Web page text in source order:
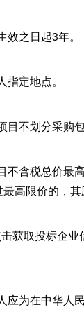
之日起3年。
定地点。
不划分采购包
不含税总价最
高限价的，其
获取投标企
应为在中华人